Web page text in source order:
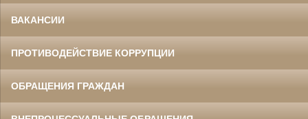
ВАКАНСИИ
ПРОТИВОДЕЙСТВИЕ КОРРУПЦИИ
ОБРАЩЕНИЯ ГРАЖДАН